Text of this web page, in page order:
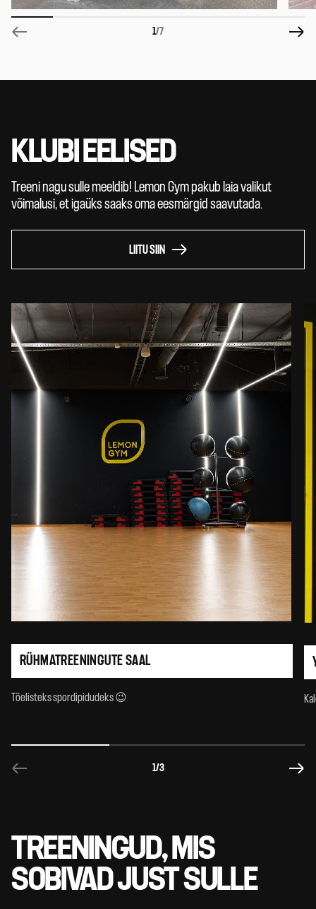
1/7
KLUBI EELISED
Treeni nagu sulle meeldib! Lemon Gym pakub laia valikut
võimalusi, et igaüks saaks oma eesmärgid saavutada.
LIITU SIIN
RÜHMATREENINGUTE SAAL
Tõelisteks spordipidudeks 😉
1/3
TREENINGUD, MIS
SOBIVAD JUST SULLE